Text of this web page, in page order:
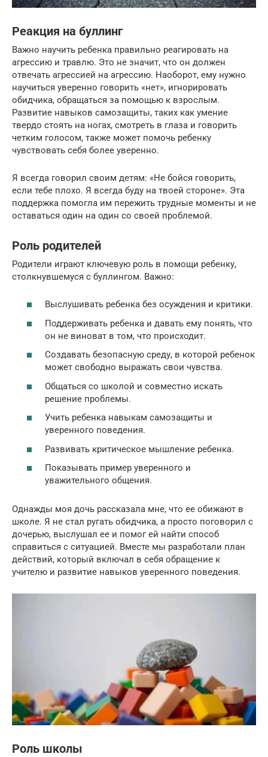
Реакция на буллинг
Важно научить ребенка правильно реагировать на
агрессию и травлю. Это не значит, что он должен
отвечать агрессией на агрессию. Наоборот, ему нужно
научиться уверенно говорить «нет», игнорировать
обидчика, обращаться за помощью к взрослым.
Развитие навыков самозащиты, таких как умение
твердо стоять на ногах, смотреть в глаза и говорить
четким голосом, также может помочь ребенку
чувствовать себя более уверенно.
Я всегда говорил своим детям: «Не бойся говорить,
если тебе плохо. Я всегда буду на твоей стороне». Эта
поддержка помогла им пережить трудные моменты и не
оставаться один на один со своей проблемой.
Роль родителей
Родители играют ключевую роль в помощи ребенку,
столкнувшемуся с буллингом. Важно:
Выслушивать ребенка без осуждения и критики.
Поддерживать ребенка и давать ему понять, что
он не виноват в том, что происходит.
Создавать безопасную среду, в которой ребенок
может свободно выражать свои чувства.
Общаться со школой и совместно искать
решение проблемы.
Учить ребенка навыкам самозащиты и
уверенного поведения.
Развивать критическое мышление ребенка.
Показывать пример уверенного и
уважительного общения.
Однажды моя дочь рассказала мне, что ее обижают в
школе. Я не стал ругать обидчика, а просто поговорил с
дочерью, выслушал ее и помог ей найти способ
справиться с ситуацией. Вместе мы разработали план
действий, который включал в себя обращение к
учителю и развитие навыков уверенного поведения.
Роль школы